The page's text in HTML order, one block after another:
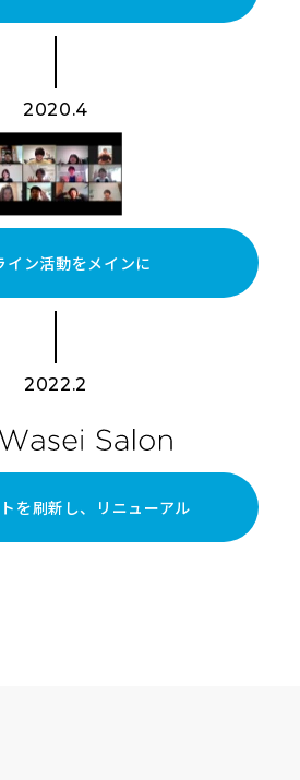
2020.4
イン活動をメインに
2022.2
を刷新し、リニューアル